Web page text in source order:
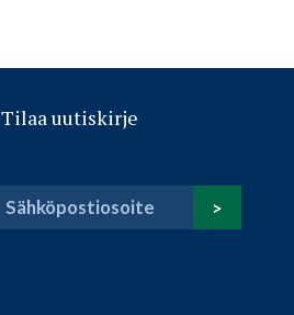
Tilaa uutiskirje